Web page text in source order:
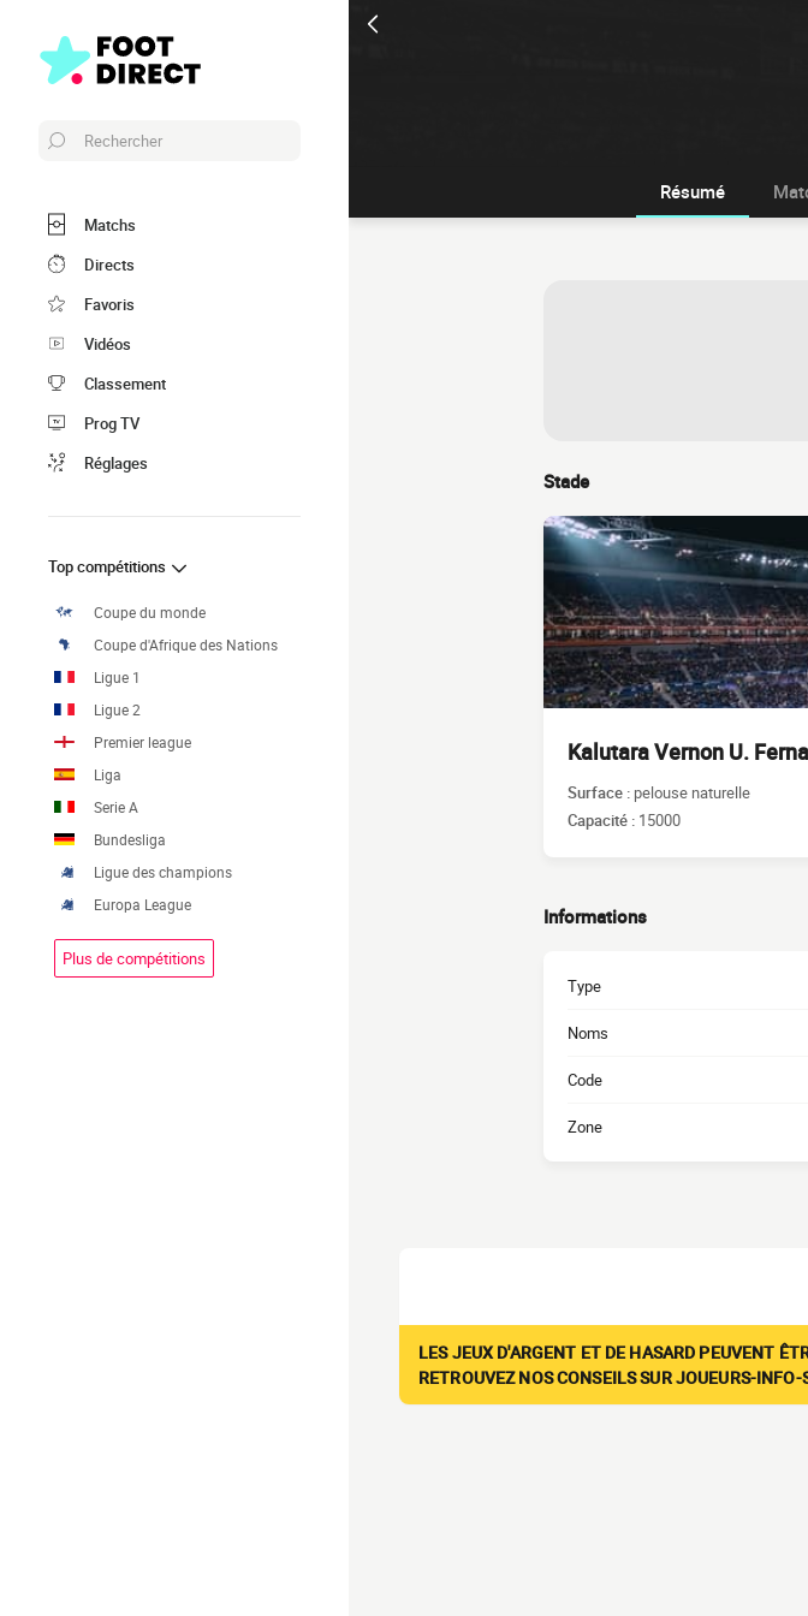
Rechercher
Matchs
Directs
Favoris
Vidéos
Classement
Prog TV
Réglages
Top compétitions
Coupe du monde
Coupe d'Afrique des Nations
Ligue 1
Ligue 2
Premier league
Liga
Serie A
Bundesliga
Ligue des champions
Europa League
Plus de compétitions
Résumé
Stade
Kalutara Vernon U.
Surface : pelouse naturelle
Capacité : 15000
Informations
Type
Noms
Code
Zone
LES JEUX D'ARGENT ET DE HASARD PEUVENT
RETROUVEZ NOS CONSEILS SUR JOUEURS-